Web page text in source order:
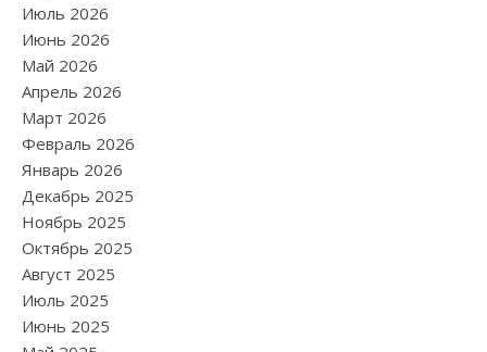
Июль 2026
Июнь 2026
Май 2026
Апрель 2026
Март 2026
Февраль 2026
Январь 2026
Декабрь 2025
Ноябрь 2025
Октябрь 2025
Август 2025
Июль 2025
Июнь 2025